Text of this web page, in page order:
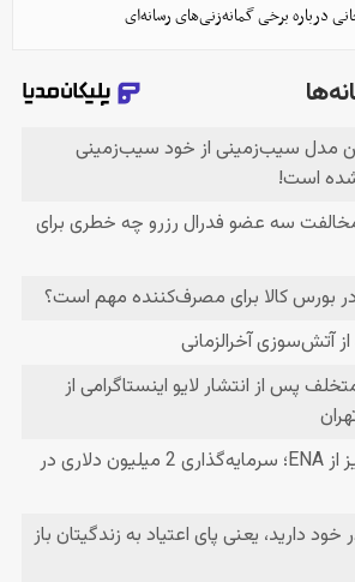
درباره برخی گمانه‌زنی‌های رسانه‌ای